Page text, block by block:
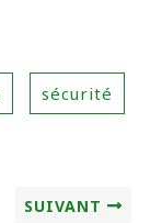
sécurité
SUIVANT